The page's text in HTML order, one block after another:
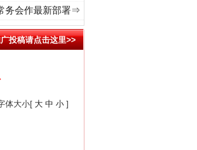
务会作最新部署⇒
投稿请点击这里>>
体大小[ 大 中 小 ]